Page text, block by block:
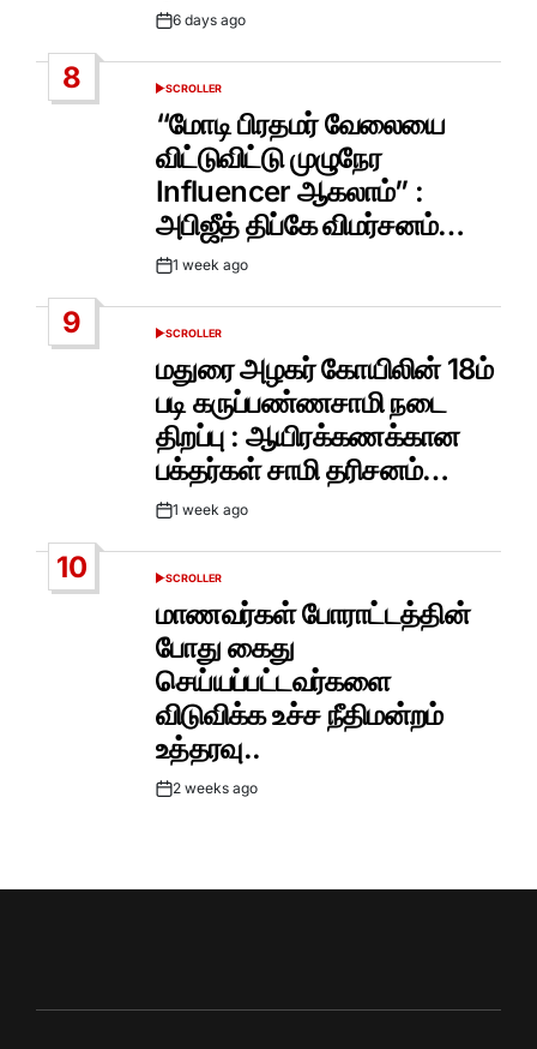
Post6 days ago
8
POSTED
IN
SCROLLER
“மோடி பிரதமர் வேலையை
விட்டுவிட்டு முழுநேர
Influencer ஆகலாம்” :
அபிஜீத் திப்கே விமர்சனம்…
Post1 week ago
9
POSTED
SCROLLER
மதுரை அழகர் கோயிலின் 18ம்
படி கருப்பண்ணசாமி நடை
திறப்பு : ஆயிரக்கணக்கான
பக்தர்கள் சாமி தரிசனம்…
Post1 week ago
10
POSTED
SCROLLER
மாணவர்கள் போராட்டத்தின்
போது கைது
செய்யப்பட்டவர்களை
விடுவிக்க உச்ச நீதிமன்றம்
உத்தரவு..
Post2 weeks ago